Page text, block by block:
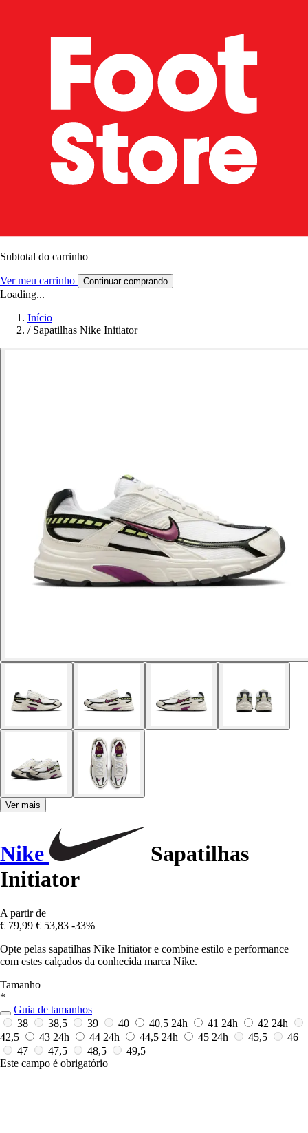
Subtotal do carrinho
Ver meu carrinho Continuar comprando
Loading...
Início
/ Sapatilhas Nike Initiator
Ver mais
Nike
Sapatilhas
Initiator
A partir de
€ 79,99 € 53,83 -33%
Opte pelas sapatilhas Nike Initiator e combine estilo e performance
com estes calçados da conhecida marca Nike.
Tamanho
*
Guia de tamanhos
38
38,5 39 40 40,5 24h 41 24h 42 24h
42,5
43 24h 44 24h 44,5 24h 45 24h 45,5
46
47
47,5 48,5
49,5
Este campo é obrigatório